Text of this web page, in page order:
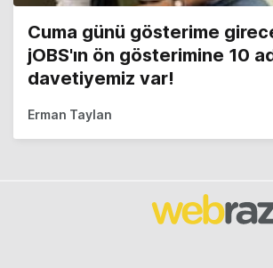
Cuma günü gösterime
jOBS'ın ön gösterimine 10
davetiyemiz var!
Erman Taylan